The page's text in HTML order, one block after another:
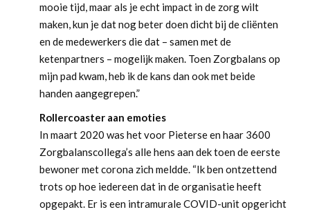
mooie tijd, maar als je echt impact in de zorg wilt
maken, kun je dat nog beter doen dicht bij de cliënten
en de medewerkers die dat – samen met de
ketenpartners – mogelijk maken. Toen Zorgbalans op
mijn pad kwam, heb ik de kans dan ook met beide
handen aangegrepen.”
Rollercoaster aan emoties
In maart 2020 was het voor Pieterse en haar 3600
Zorgbalanscollega’s alle hens aan dek toen de eerste
bewoner met corona zich meldde. “Ik ben ontzettend
trots op hoe iedereen dat in de organisatie heeft
opgepakt. Er is een intramurale COVID-unit opgericht